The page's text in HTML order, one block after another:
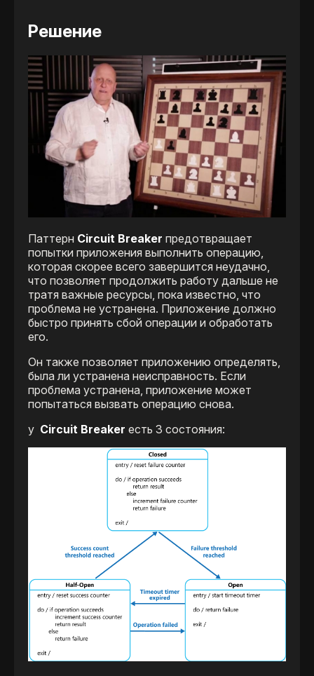
Решение
Паттерн Circuit Breaker предотвращает
попытки приложения выполнить операцию,
которая скорее всего завершится неудачно,
что позволяет продолжить работу дальше не
тратя важные ресурсы, пока известно, что
проблема не устранена. Приложение должно
быстро принять сбой операции и обработать
его.
Он также позволяет приложению определять,
была ли устранена неисправность. Если
проблема устранена, приложение может
попытаться вызвать операцию снова.
у Circuit Breaker есть 3 состояния: